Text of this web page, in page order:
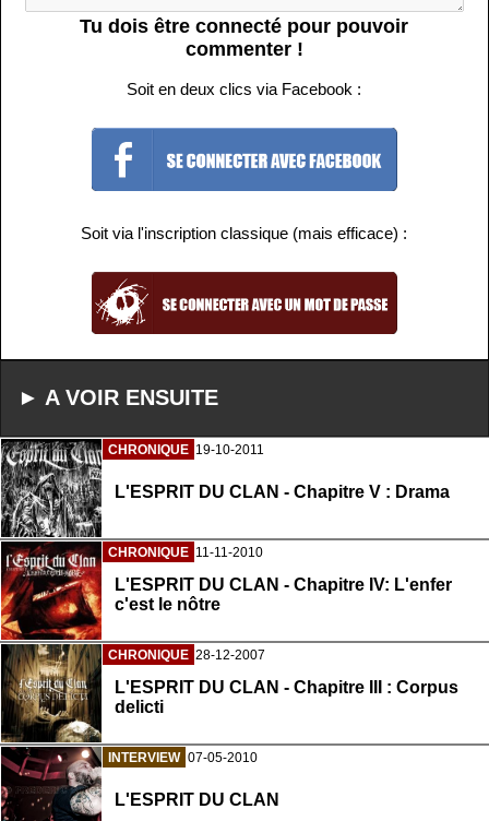
Tu dois être connecté pour pouvoir
commenter !
Soit en deux clics via Facebook :
Soit via l'inscription classique (mais efficace) :
► A VOIR ENSUITE
CHRONIQUE 19-10-2011
L'ESPRIT DU CLAN - Chapitre V : Drama
CHRONIQUE 11-11-2010
L'ESPRIT DU CLAN - Chapitre IV: L'enfer
c'est le nôtre
CHRONIQUE 28-12-2007
L'ESPRIT DU CLAN - Chapitre III : Corpus
delicti
INTERVIEW 07-05-2010
L'ESPRIT DU CLAN